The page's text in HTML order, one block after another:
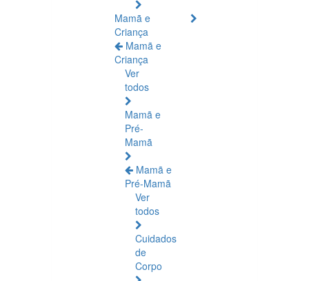
Mamã e
Criança
Mamã e
Criança
Ver
todos
Mamã e
Pré-
Mamã
Mamã e
Pré-Mamã
Ver
todos
Cuidados
de
Corpo